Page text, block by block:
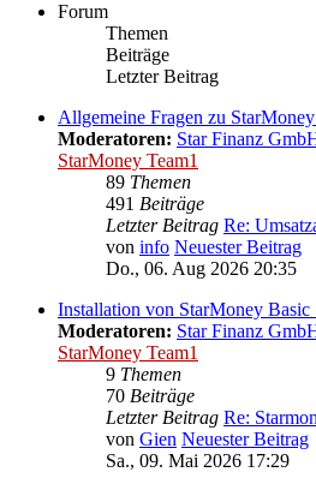
Forum
Themen
Beiträge
Letzter Beitrag
Allgemeine Fragen zu
Moderatoren: Star Finanz
StarMoney Team1
89 Themen
491 Beiträge
Letzter Beitrag Re:
von info Neuester Beitrag
Do., 06. Aug 2026 20:35
Installation von StarMoney Basic
Moderatoren: Star Finanz
StarMoney Team1
9 Themen
70 Beiträge
Letzter Beitrag Re:
von Gien Neuester Beitrag
Sa., 09. Mai 2026 17:29